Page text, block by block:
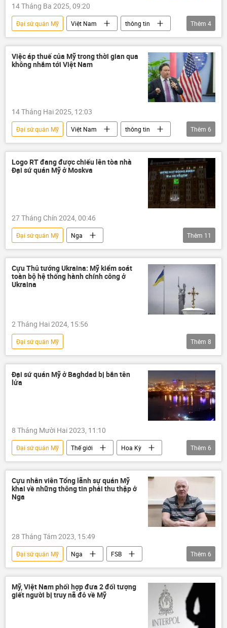
14 Tháng Ba 2025, 09:20
Đại sứ quán Mỹ Việt Nam
thông tin
Hoa Kỳ
Phạm Minh Chính
đại sứ
Chính phủ
Thêm 4
Việc áp thuế của Mỹ trong thời gian qua
không nhắm tới Việt Nam
14 Tháng Hai 2025, 12:03
Đại sứ quán Mỹ Việt Nam
thông tin
Hoa Kỳ
ngoại giao
Bộ Ngoại giao Việt Nam
đại sứ
Kinh tế
thuế
Thêm 6
Logo RT đang được chiếu lên tòa nhà
Đại sứ quán Mỹ ở Moskva
27 Tháng Chín 2024, 00:46
Đại sứ quán Mỹ
Nga
MIA Rossiya Segodnya
RT
Sputnik
Hoa Kỳ
Thế giới
thông tin
phương Tây
Margarita Simonyan
Thêm 11
Cựu Thủ tướng Ukraina: Mỹ kiểm soát
toàn bộ hệ thống hành chính công ở
Ukraina
2 Tháng Hai 2024, 15:56
Đại sứ quán Mỹ
Chiến dịch quân sự đặc biệt tại Ukraina
Cuộc khủng hoảng ở Ukraina
Ukraina
Thế giới
Thêm 8
Đại sứ quán Mỹ ở Baghdad bị bắn tên
lửa
8 Tháng Mười Hai 2023, 11:10
Đại sứ quán Mỹ Thế giới
Hoa Kỳ
Iraq
Baghdad
tên lửa
Thời sự
tấn công Shiite
Thêm 6
Cựu nhân viên Tổng lãnh sự quán Mỹ
khai về những thông tin phải thu thập ở
Nga
28 Tháng Tám 2023, 15:49
Đại sứ quán Mỹ Nga
FSB
Hoa Kỳ
Vladivostok
thông tin
tội phạm
Bộ Ngoại giao Mỹ
Thế giới
Thêm 6
Mỹ, Việt Nam phối hợp đưa 2 đối tượng
giết người bị truy nã đỏ về Mỹ